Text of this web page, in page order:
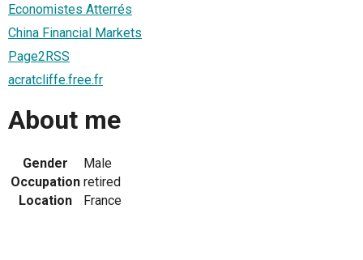
Economistes Atterrés
China Financial Markets
Page2RSS
acratcliffe.free.fr
About me
Gender
Male
Occupation retired
Location
France